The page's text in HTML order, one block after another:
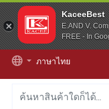
KaceeBest
E.AND V.
FREE - In
ภาษาไทย